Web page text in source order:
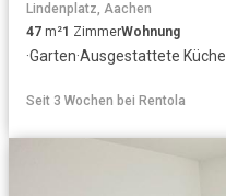
Lindenplatz, Aachen
47 m²1 ZimmerWohnung
·Garten·Ausgestattete Küche
Seit 3 Wochen bei Rentola